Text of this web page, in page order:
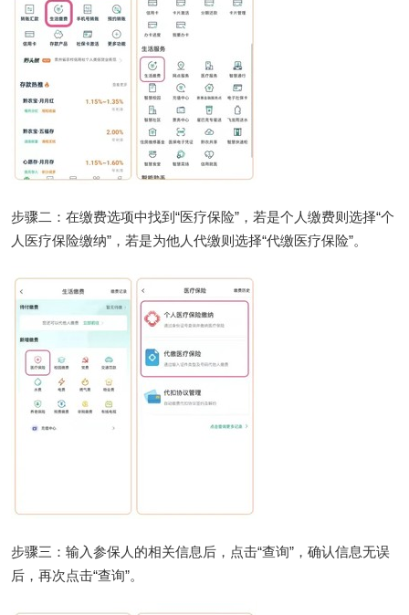
步骤二：在缴费选项中找到“医疗保险”，若是个人缴费则选择“个
人医疗保险缴纳”，若是为他人代缴则选择“代缴医疗保险”。
步骤三：输入参保人的相关信息后，点击“查询”，确认信息无误
后，再次点击“查询”。